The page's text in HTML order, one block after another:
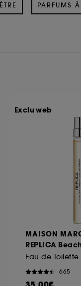
PARFUMS
MAISON
REPLICA
665
Exclu web